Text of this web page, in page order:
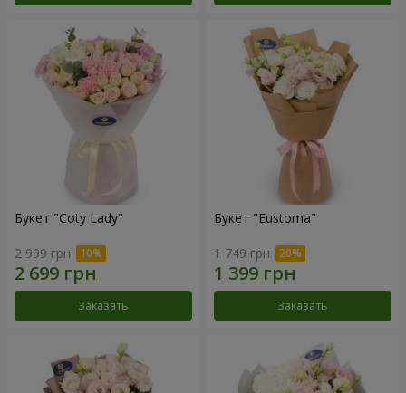
Букет "Coty Lady"
2 999 грн
Заказать
Букет "Eustoma"
1 749 грн
Заказать